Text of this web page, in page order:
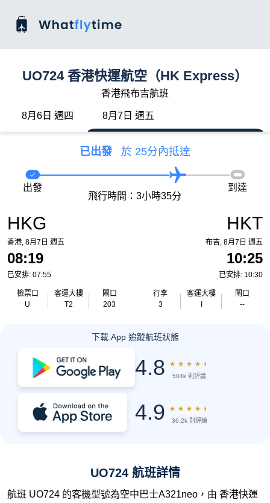
UO724 香港快運航空（HK Express）
香港飛布吉航班
8月6日 週四 8月7日 週五
已出發 於 25分內抵達
HKG
香港, 8月7日 週五
08:19
已安排: 07:55
檢票口
U
客運大樓
T2
閘口
203
出發
飛行時間：3小時35分
到達
HKT
布吉, 8月7日 週五
10:25
已安排: 10:30
行李
3
客運大樓
閘口
--
下載 App 追蹤航班狀態
4.8 ★ ★ ★ ★ ★
504k 則評論
4.9 ★ ★ ★ ★ ★
36.2k 則評論
UO724 航班詳情
航班 UO724 的客機型號為空中巴士A321neo，由 香港快運